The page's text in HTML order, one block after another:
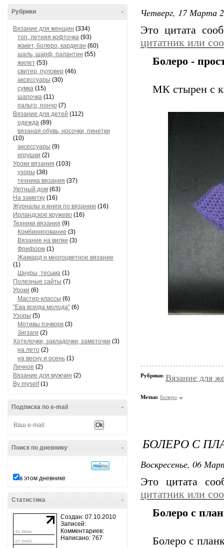
-
Рубрики
Вязание для женщин (334)
топ, летняя кофточка (93)
жакет, болеро, кардиган (60)
шаль, шарф, палантин (55)
жилет (53)
свитер, пуловер (46)
аксессуары (30)
сумка (15)
шапочка (11)
пальто, пончо (7)
Вязание для детей (112)
одежда (89)
вязаная обувь, носочки, пинетки
(10)
аксессуары (9)
игрушки (2)
Уроки вязания (103)
узоры (38)
техника вязания (37)
Уютный дом (63)
На заметку (16)
Журналы и книги по вязанию (16)
Ирландское кружево (16)
Техники вязания (9)
Комбинирование (3)
Вязание на вилке (3)
Фриформ (1)
Жаккард и многоцветное вязание
(1)
Шнуры, тесьма (1)
Полезные сайты (7)
Уроки (6)
Мастер-классы (6)
"Ева всегда молода" (6)
Узоры (5)
Мотивы пэчворк (3)
Зигзаги (2)
Хотелочки, закладочки, заметочки (3)
на лето (2)
на весну и осень (1)
Личное (2)
Вязание для мужчин (2)
By myself(1)
-
Подписка по e-mail
-
Поиск по дневнику
в этом дневнике
-
Статистика
Создан: 07.10.2010
Записей:
Комментариев:
Написано: 767
Четверг, 17 Марта
Это цитата
цитатник или
Болеро -
МК стырен с
Рубрики: Вязание для
Метки: болеро
БОЛЕРО С
Воскресенье, 06
Это цитата
цитатник или
Болеро с
Болеро с